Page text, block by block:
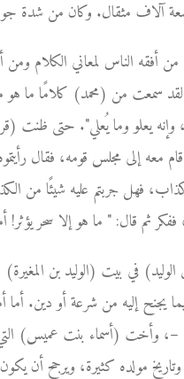
آلاف مثقال. وكان من شدة
أفقه الناس لمعاني الكلام
سمعت من (محمد) كلامًا ما هو
وإنه يعلو وما يُعلي". حتى ظنت
معه إلى مجلس قومه، فقال
فهل جربتم عليه شيئًا من
ففكر ثم قال: " ما هو إلا سحر
في بيت (الوليد بن
يجنح إليه من شرعة أو دين.
–، وأخت (أسماء بنت عميس)
مولده كثيرة، ويرجح أن